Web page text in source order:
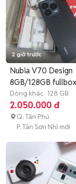
2 giờ trước
Nubia V70 Design
8GB/128GB
Dòng khác 128 GB
2.050.000 đ
Q. Tân Phú
P. Tân Sơn Nhì mới